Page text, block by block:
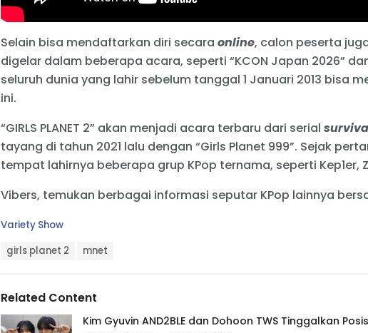
Selain bisa mendaftarkan diri secara online, calon peserta
digelar dalam beberapa acara, seperti “KCON Japan 2026”
seluruh dunia yang lahir sebelum tanggal 1 Januari 2013 bisa
ini.
“GIRLS PLANET 2” akan menjadi acara terbaru dari serial
tayang di tahun 2021 lalu dengan “Girls Planet 999”. Sejak
tempat lahirnya beberapa grup KPop ternama, seperti Kep1er,
Vibers, temukan berbagai informasi seputar KPop lainnya
C
r
i
e
Variety Show
:
girls planet 2 mnet
Related Content
Kim Gyuvin AND2BLE dan Dohoon TWS Tinggalkan